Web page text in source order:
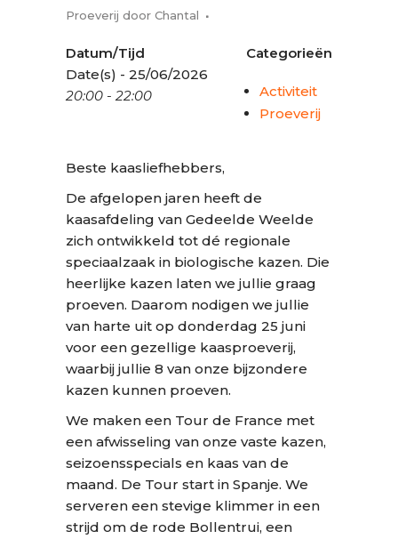
Proeverij door Chantal
Categorieën
Activiteit
Proeverij
Datum/Tijd
Date(s) - 25/06/2026
20:00 - 22:00
Beste kaasliefhebbers,
De afgelopen jaren heeft de
kaasafdeling van Gedeelde Weelde
zich ontwikkeld tot dé regionale
speciaalzaak in biologische kazen. Die
heerlijke kazen laten we jullie graag
proeven. Daarom nodigen we jullie
van harte uit op donderdag 25 juni
voor een gezellige kaasproeverij,
waarbij jullie 8 van onze bijzondere
kazen kunnen proeven.
We maken een Tour de France met
een afwisseling van onze vaste kazen,
seizoensspecials en kaas van de
maand. De Tour start in Spanje. We
serveren een stevige klimmer in een
strijd om de rode Bollentrui, een